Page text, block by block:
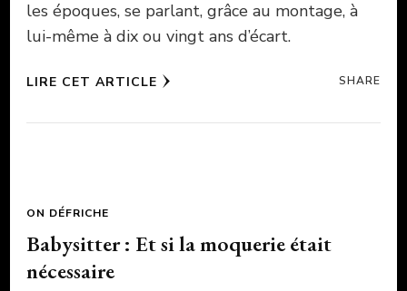
les époques, se parlant, grâce au montage, à
lui-même à dix ou vingt ans d’écart.
LIRE CET ARTICLE SHARE
ON DÉFRICHE
Babysitter : Et si la moquerie était
nécessaire